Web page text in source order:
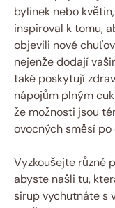
bylinek nebo
inspiroval k tomu,
objevili nové
nejenže dodají
také poskytují
nápojům plným
že možnosti jsou
ovocných směsí
Vyzkoušejte různé
abyste našli tu,
sirup vychutnáte s